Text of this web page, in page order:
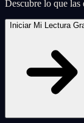
Descubre lo que las
Iniciar Mi Lectura